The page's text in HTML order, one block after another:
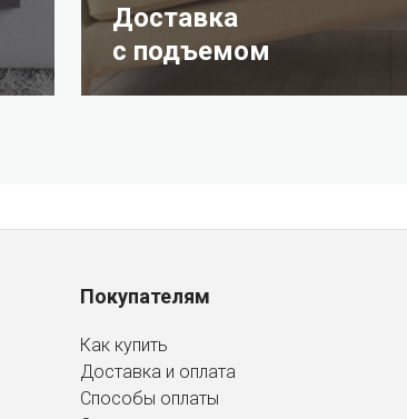
Доставка
с подъемом
Покупателям
Как купить
Доставка и оплата
Способы оплаты